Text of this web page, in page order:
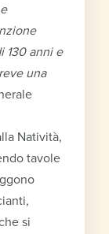
130 anni e
una
Natività,
tavole
si